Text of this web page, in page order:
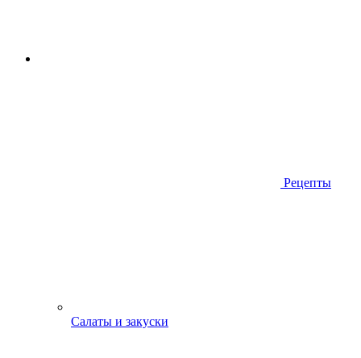
Рецепты
Салаты и закуски